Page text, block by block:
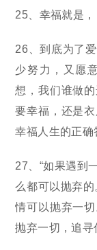
25、幸福就是，
26、到底为了
少努力，又愿
想，我们谁做
要幸福，还是
幸福人生的正确
27、“如果遇到
么都可以抛弃
情可以抛弃一
抛弃一切，追寻